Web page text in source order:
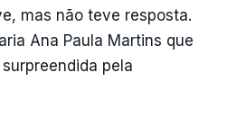
mas não teve resposta.
Ana Paula Martins que
pela